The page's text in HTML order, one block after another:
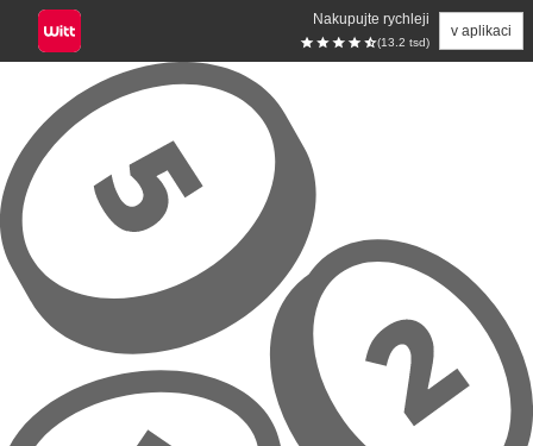
Nakupujte rychleji
(13.2 tsd)
v aplikaci
Přeskočit na hlavní obsah